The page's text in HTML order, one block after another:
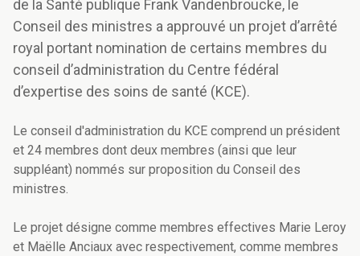
de la Santé publique Frank Vandenbroucke, le
Conseil des ministres a approuvé un projet d’arrêté
royal portant nomination de certains membres du
conseil d’administration du Centre fédéral
d’expertise des soins de santé (KCE).
Le conseil d'administration du KCE comprend un président
et 24 membres dont deux membres (ainsi que leur
suppléant) nommés sur proposition du Conseil des
ministres.
Le projet désigne comme membres effectives Marie Leroy
et Maëlle Anciaux avec respectivement, comme membres